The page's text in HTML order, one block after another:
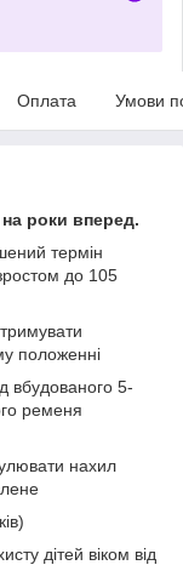
Оплата Умови
роки вперед.
термін
до 105
положенні
вбудованого 5-
ременя
нахил
дітей віком від